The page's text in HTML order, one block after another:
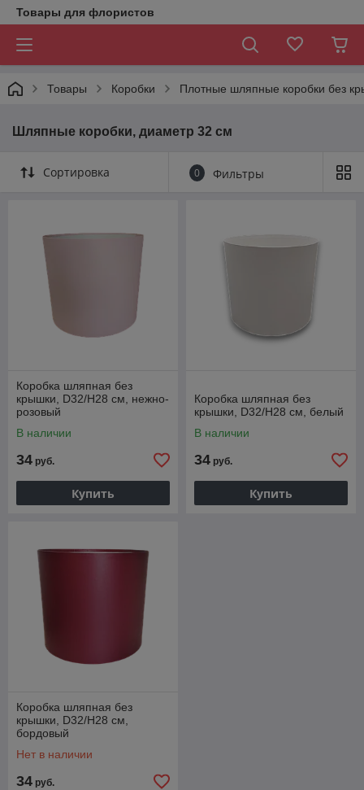
Товары для флористов
Товары Коробки Плотные шляпные коробки без
Шляпные коробки, диаметр 32 см
Сортировка 0 Фильтры
Коробка шляпная без
крышки, D32/H28 см, нежно-
розовый
В наличии
34 руб.
Купить
Коробка шляпная без
крышки, D32/H28 см, белый
В наличии
34 руб.
Купить
Коробка шляпная без
крышки, D32/H28 см,
бордовый
Нет в наличии
34 руб.